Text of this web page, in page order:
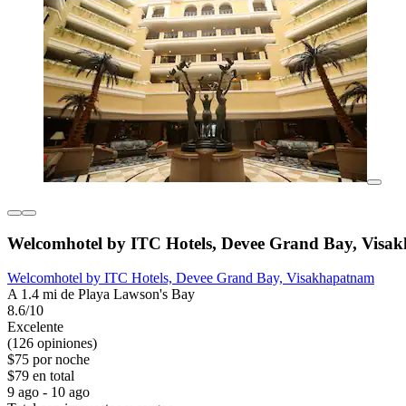
Welcomhotel by ITC Hotels, Devee Grand Bay,
Welcomhotel by ITC Hotels, Devee Grand Bay, Visakhapatnam
A 1.4 mi de Playa Lawson's Bay
8.6/10
Excelente
(126 opiniones)
$75 por noche
$79 en total
9 ago - 10 ago